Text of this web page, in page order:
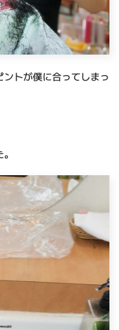
トが僕に合ってしまっ